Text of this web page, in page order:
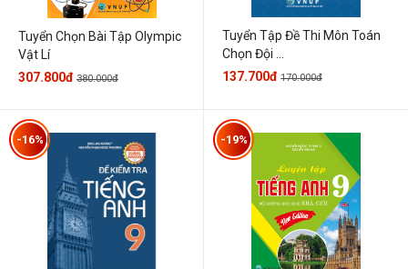
Tuyển Chọn Bài Tập Olympic
Vật Lí
307.800đ 380.000đ
Tuyển Tập Đề Thi Môn Toán
Chọn Đội ...
137.700đ 170.000đ
-16% -19%